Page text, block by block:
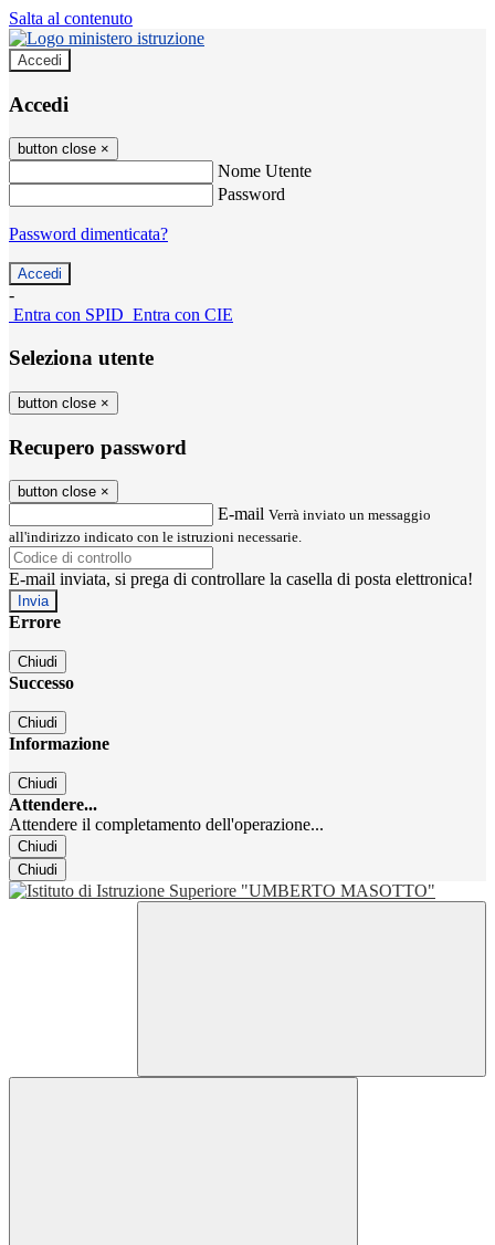
Salta al contenuto
Accedi
Accedi
button close ×
Nome Utente
Password
Password dimenticata?
-
Entra con SPID Entra con CIE
Seleziona utente
button close ×
Recupero password
button close ×
E-mail Verrà inviato un messaggio
all'indirizzo indicato con le istruzioni necessarie.
E-mail inviata, si prega di controllare la casella di posta elettronica!
Errore
Chiudi
Successo
Chiudi
Informazione
Chiudi
Attendere...
Attendere il completamento dell'operazione...
Chiudi
Chiudi